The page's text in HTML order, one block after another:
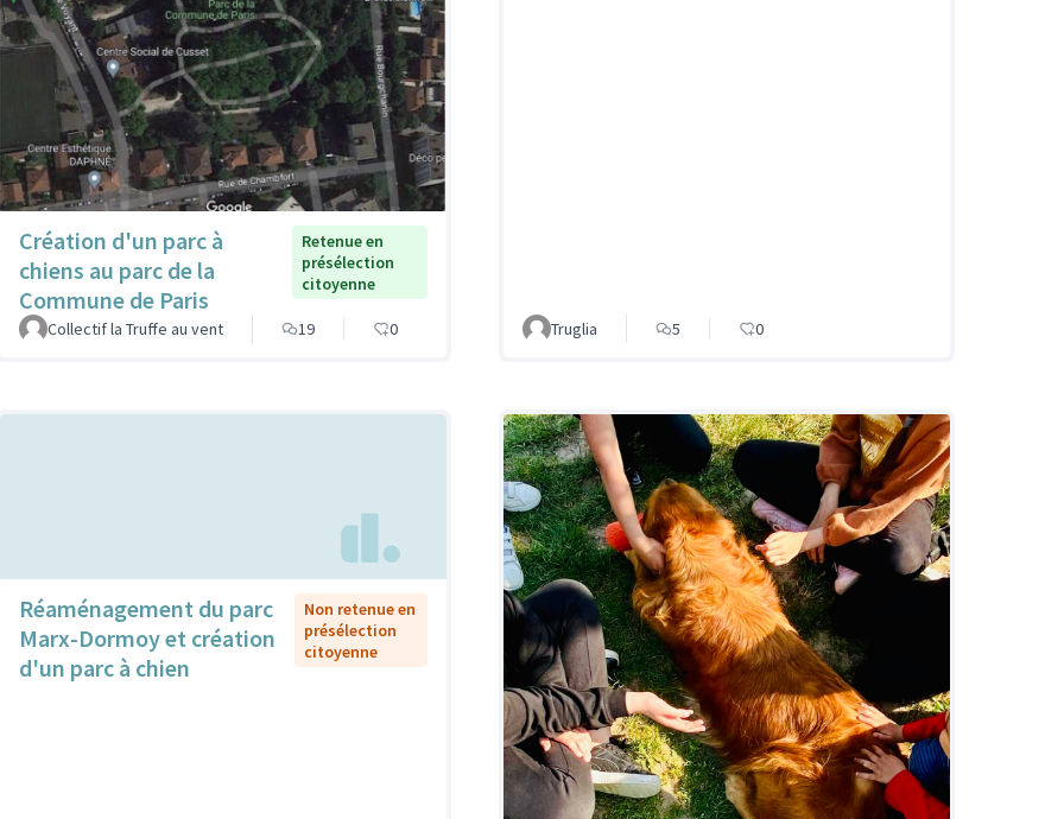
Création d'un parc à
chiens au parc de la
Commune de Paris
Retenue en
présélection
citoyenne
Collectif la Truffe au vent 19 0 Truglia 5 0
Réaménagement du parc
Marx-Dormoy et création
d'un parc à chien
Non retenue en
présélection
citoyenne